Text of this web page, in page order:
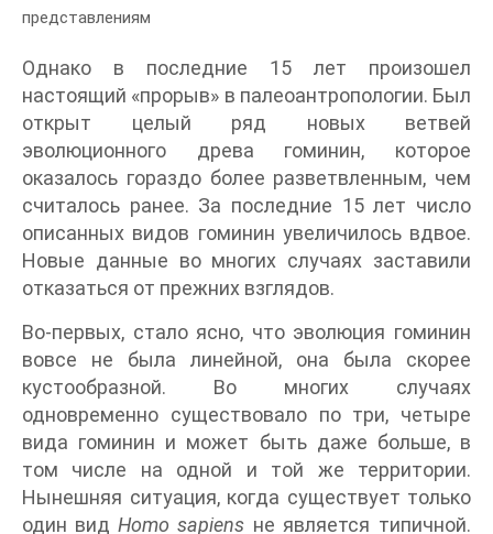
представлениям
Однако в последние 15 лет произошел
настоящий «прорыв» в палеоантропологии. Был
открыт целый ряд новых ветвей
эволюционного древа гоминин, которое
оказалось гораздо более разветвленным, чем
считалось ранее. За последние 15 лет число
описанных видов гоминин увеличилось вдвое.
Новые данные во многих случаях заставили
отказаться от прежних взглядов.
Во-первых, стало ясно, что эволюция гоминин
вовсе не была линейной, она была скорее
кустообразной. Во многих случаях
одновременно существовало по три, четыре
вида гоминин и может быть даже больше, в
том числе на одной и той же территории.
Нынешняя ситуация, когда существует только
один вид Homo sapiens не является типичной.